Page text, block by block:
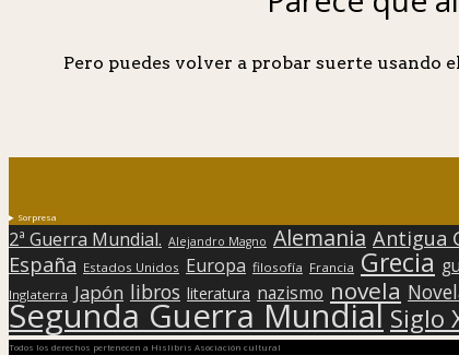
Pero puedes volver a probar suerte usando
Sorpresa
2ª Guerra Mundial. Alejandro Magno Alemania Antigua
España Estados Unidos Europa filosofía Francia Grecia
Inglaterra Japón libros literatura nazismo novela
Segunda Guerra Mundial Siglo
Todos los derechos pertenecen a Hislibris Asociación cultural